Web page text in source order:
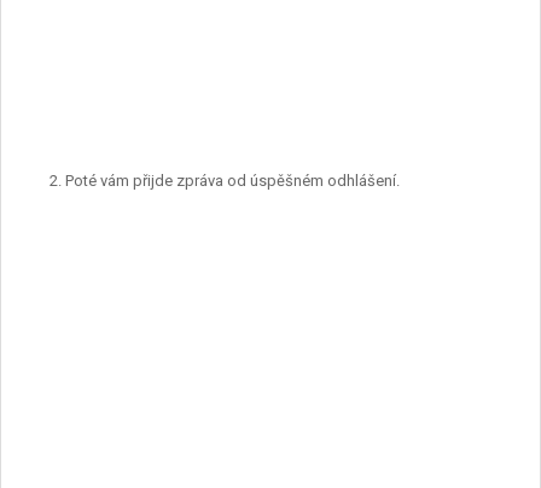
Poté vám přijde zpráva od úspěšném odhlášení.